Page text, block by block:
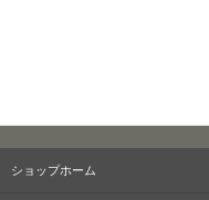
ショップホーム